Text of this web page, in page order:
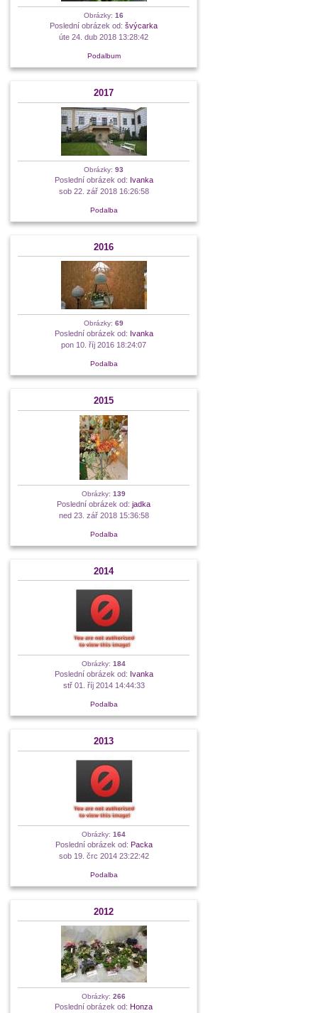
Obrázky: 16
Poslední obrázek od: švýcarka
úte 24. dub 2018 13:28:42
Podalbum
2017
Obrázky: 93
Poslední obrázek od: Ivanka
sob 22. zář 2018 16:26:58
Podalba
2016
Obrázky: 69
Poslední obrázek od: Ivanka
pon 10. říj 2016 18:24:07
Podalba
2015
Obrázky: 139
Poslední obrázek od: jadka
ned 23. zář 2018 15:36:58
Podalba
2014
Obrázky: 184
Poslední obrázek od: Ivanka
stř 01. říj 2014 14:44:33
Podalba
2013
Obrázky: 164
Poslední obrázek od: Packa
sob 19. črc 2014 23:22:42
Podalba
2012
Obrázky: 266
Poslední obrázek od: Honza